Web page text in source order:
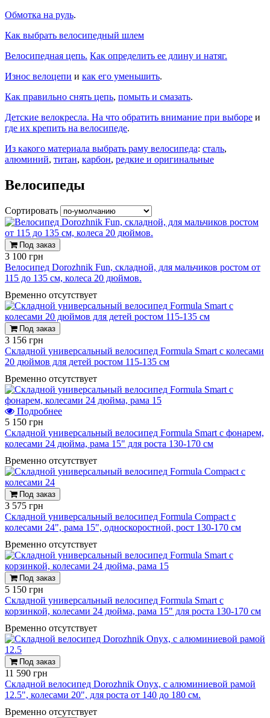
Обмотка на руль.
Как выбрать велосипедный шлем
Велосипедная цепь. Как определить ее длину и натяг.
Износ велоцепи и как его уменьшить.
Как правильно снять цепь, помыть и смазать.
Детские велокресла. На что обратить внимание при выборе и
где их крепить на велосипеде.
Из какого материала выбрать раму велосипеда: сталь,
алюминий, титан, карбон, редкие и оригинальные
Велосипеды
Сортировать
Под заказ
3 100 грн
Велосипед Dorozhnik Fun, складной, для мальчиков ростом от
115 до 135 см, колеса 20 дюймов.
Временно отсутствует
Под заказ
3 156 грн
Складной универсальный велосипед Formula Smart с колесами
20 дюймов для детей ростом 115-135 см
Временно отсутствует
Подробнее
5 150 грн
Складной универсальный велосипед Formula Smart с фонарем,
колесами 24 дюйма, рама 15" для роста 130-170 см
Временно отсутствует
Под заказ
3 575 грн
Складной универсальный велосипед Formula Compact с
колесами 24", рама 15", односкоростной, рост 130-170 см
Временно отсутствует
Под заказ
5 150 грн
Складной универсальный велосипед Formula Smart с
корзинкой, колесами 24 дюйма, рама 15" для роста 130-170 см
Временно отсутствует
Под заказ
11 590 грн
Складной велосипед Dorozhnik Onyx, с алюминиевой рамой
12.5", колесами 20", для роста от 140 до 180 см.
Временно отсутствует